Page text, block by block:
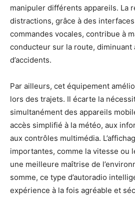
manipuler différents appareils. La
distractions, grâce à des
commandes vocales, contribue à
conducteur sur la route, diminuant
d’accidents.
Par ailleurs, cet équipement
lors des trajets. Il écarte la
simultanément des appareils
accès simplifié à la météo, aux
aux contrôles multimédia.
importantes, comme la vitesse ou
une meilleure maîtrise de
somme, ce type d’autoradio
expérience à la fois agréable et